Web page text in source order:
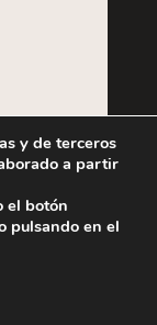
y de terceros
a partir
el botón
pulsando en el